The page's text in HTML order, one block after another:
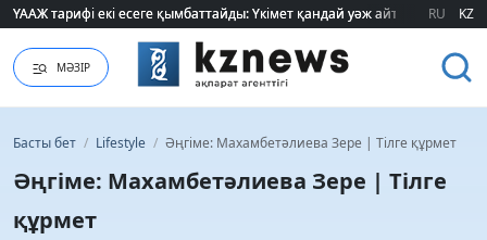
ҮААЖ тарифі екі есеге қымбаттайды: Үкімет қандай уәж айтады?
ҮААЖ тарифі екі есеге қымбаттайды: Үкімет қандай уәж айтады? RU KZ
МӘЗІР
Басты бет / Lifestyle / Әңгіме: Махамбетәлиева Зере | Тілге құрмет
Әңгіме: Махамбетәлиева Зере | Тілге
құрмет